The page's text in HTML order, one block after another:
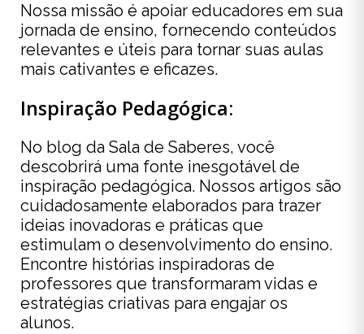
Nossa missão é apoiar educadores em sua
jornada de ensino, fornecendo conteúdos
relevantes e úteis para tornar suas aulas
mais cativantes e eficazes.
Inspiração Pedagógica:
No blog da Sala de Saberes, você
descobrirá uma fonte inesgotável de
inspiração pedagógica. Nossos artigos são
cuidadosamente elaborados para trazer
ideias inovadoras e práticas que
estimulam o desenvolvimento do ensino.
Encontre histórias inspiradoras de
professores que transformaram vidas e
estratégias criativas para engajar os
alunos.